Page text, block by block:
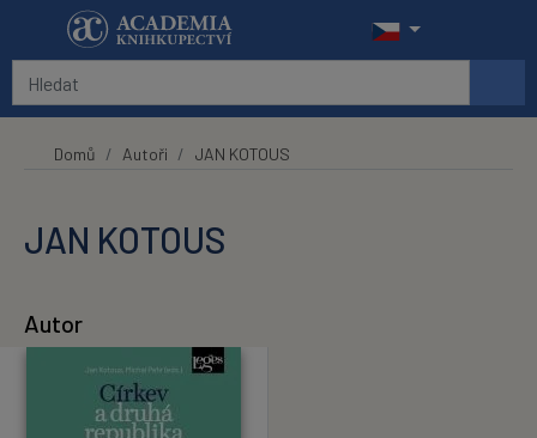
Přeskočit na hlavní obsah
Domů Autoři JAN KOTOUS
JAN KOTOUS
Autor